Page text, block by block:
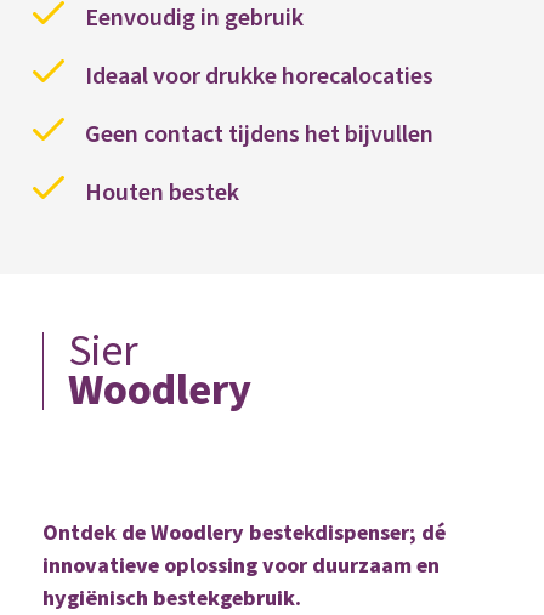
Eenvoudig in gebruik
Ideaal voor drukke horecalocaties
Geen contact tijdens het bijvullen
Houten bestek
Sier
Woodlery
Ontdek de Woodlery bestekdispenser; dé
innovatieve oplossing voor duurzaam en
hygiënisch bestekgebruik.